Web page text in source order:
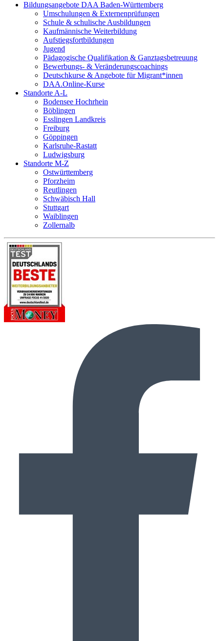
Bildungsangebote DAA Baden-Württemberg
Umschulungen & Externenprüfungen
Schule & schulische Ausbildungen
Kaufmännische Weiterbildung
Aufstiegsfortbildungen
Jugend
Pädagogische Qualifikation & Ganztagsbetreuung
Bewerbungs- & Veränderungscoachings
Deutschkurse & Angebote für Migrant*innen
DAA.Online-Kurse
Standorte A-L
Bodensee Hochrhein
Böblingen
Esslingen Landkreis
Freiburg
Göppingen
Karlsruhe-Rastatt
Ludwigsburg
Standorte M-Z
Ostwürttemberg
Pforzheim
Reutlingen
Schwäbisch Hall
Stuttgart
Waiblingen
Zollernalb